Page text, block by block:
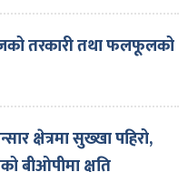
तरकारी तथा फलफूलको
क्षेत्रमा सुख्खा पहिरो,
बीओपीमा क्षति